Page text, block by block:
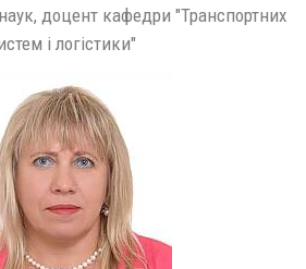
доцент кафедри "Транспортних
і логістики"